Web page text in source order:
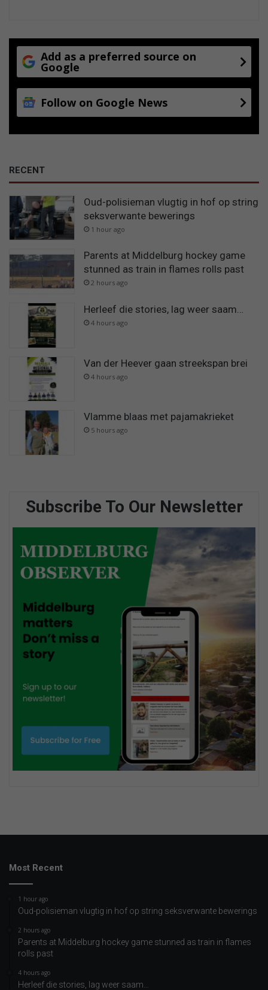
Add as a preferred source on
Google
Follow on Google News
RECENT
Oud-polisieman vlugtig in hof op string
seksverwante bewerings
1 hour ago
Parents at Middelburg hockey game
stunned as train in flames rolls past
2 hours ago
Herleef die stories, lag weer saam…
4 hours ago
Van der Heever gaan streekspan brei
4 hours ago
Vlamme blaas met pajamakrieket
5 hours ago
Subscribe To Our Newsletter
Most Recent
1 hour ago
Oud-polisieman vlugtig in hof op string seksverwante bewerings
2 hours ago
Parents at Middelburg hockey game stunned as train in flames
rolls past
4 hours ago
Herleef die stories, lag weer saam…